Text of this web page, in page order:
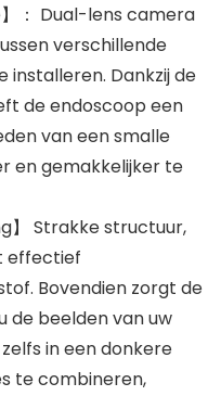
】： Dual-lens camera
verschillende
installeren. Dankzij de
de endoscoop een
van een smalle
en gemakkelijker te
】 Strakke structuur,
effectief
Bovendien zorgt de
de beelden van uw
in een donkere
te combineren,